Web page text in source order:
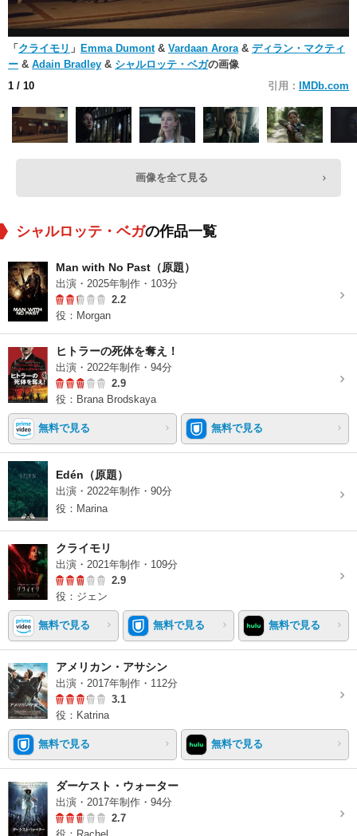
「 クライモリ 」 Emma Dumont& Vardaan Arora& ディラン・マクティ
ー & Adain Bradley & シャルロッテ・ベガの画像
1 / 10 引用： IMDb.com
画像を全て見る
シャルロッテ・ベガの作品一覧
Man with No Past（原題）
出演・2025年制作・103分
2.2
役：Morgan
ヒトラーの死体を奪え！
出演・2022年制作・94分
2.9
役：Brana Brodskaya
無料で見る 無料で見る
Edén（原題）
出演・2022年制作・90分
役：Marina
クライモリ
出演・2021年制作・109分
2.9
役：ジェン
無料で見る 無料で見る 無料で見る
アメリカン・アサシン
出演・2017年制作・112分
3.1
役：Katrina
無料で見る 無料で見る
ダーケスト・ウォーター
出演・2017年制作・94分
2.7